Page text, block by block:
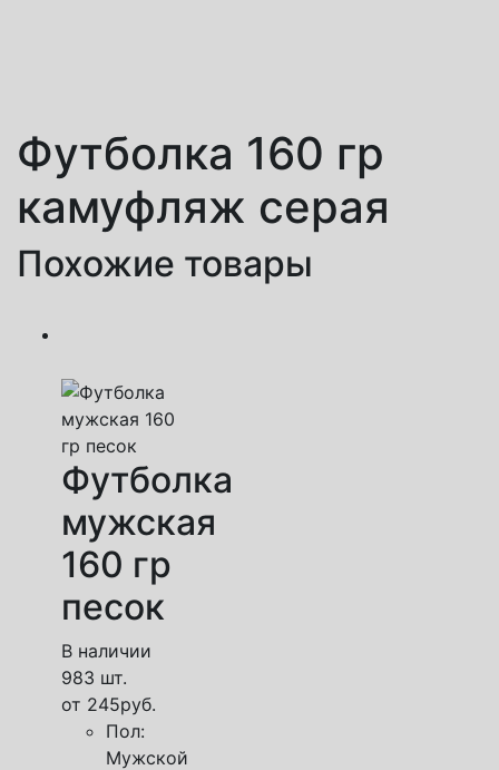
Футболка 160 гр
камуфляж серая
Похожие товары
Футболка
мужская
160 гр
песок
В наличии
983 шт.
от 245руб.
Пол:
Мужской